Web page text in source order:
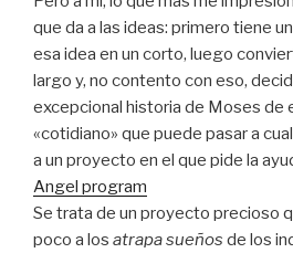
que da a las ideas: primero tiene
esa idea en un corto, luego
largo y, no contento con eso,
excepcional historia de Moses de
«cotidiano» que puede pasar a
a un proyecto en el que pide la
Angel program
Se trata de un proyecto precioso
poco a los atrapa sueños de los